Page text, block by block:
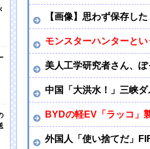
【画像】思わず保存し
モンスターハンターと
美人工学研究者さん、
中国「大洪水！」三峡
BYDの軽EV「ラッコ」
外国人「使い捨てだ」